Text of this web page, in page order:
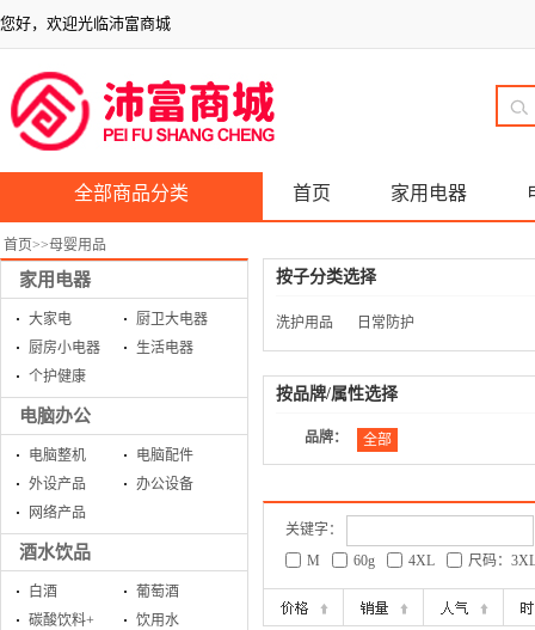
您好，欢迎光临沛富商城
全部商品分类 首页 家用电器
首页>>母婴用品
家用电器
大家电
厨卫大电器
厨房小电器
生活电器
个护健康
电脑办公
电脑整机
电脑配件
外设产品
办公设备
网络产品
酒水饮品
白酒
葡萄酒
碳酸饮料+
饮用水
按子分类选择
洗护用品 日常防护
按品牌/属性选择
品牌： 全部
关键字：
M
60g 4XL 尺码：